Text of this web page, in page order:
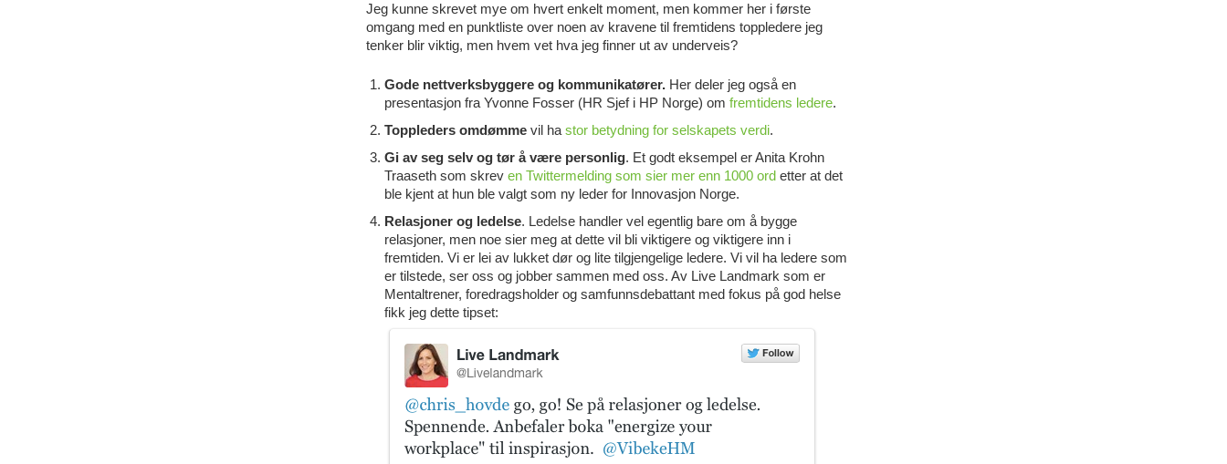
Jeg kunne skrevet mye om hvert enkelt moment, men kommer her i første
omgang med en punktliste over noen av kravene til fremtidens toppledere jeg
tenker blir viktig, men hvem vet hva jeg finner ut av underveis?
Gode nettverksbyggere og kommunikatører. Her deler jeg også en
presentasjon fra Yvonne Fosser (HR Sjef i HP Norge) om fremtidens ledere.
Toppleders omdømme vil ha stor betydning for selskapets verdi.
Gi av seg selv og tør å være personlig. Et godt eksempel er Anita Krohn
Traaseth som skrev en Twittermelding som sier mer enn 1000 ord etter at det
ble kjent at hun ble valgt som ny leder for Innovasjon Norge.
Relasjoner og ledelse. Ledelse handler vel egentlig bare om å bygge
relasjoner, men noe sier meg at dette vil bli viktigere og viktigere inn i
fremtiden. Vi er lei av lukket dør og lite tilgjengelige ledere. Vi vil ha ledere som
er tilstede, ser oss og jobber sammen med oss. Av Live Landmark som er
Mentaltrener, foredragsholder og samfunnsdebattant med fokus på god helse
fikk jeg dette tipset: